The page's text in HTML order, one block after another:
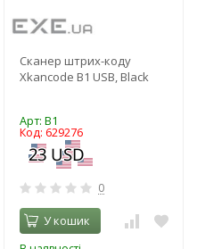
Сканер штрих-коду
Xkancode B1 USB, Black
Арт: B1
Код: 629276
0
У кошик